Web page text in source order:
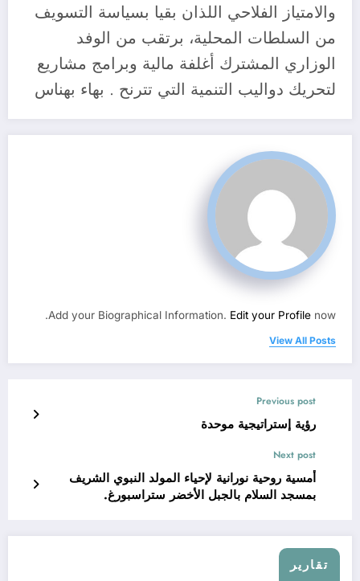
والامتياز الفلاحي اللذان بقيا بسياسة التسويف
من السلطات المحلية، برتقب من الوفد
الوزاري المشترك أغلفة مالية وبرامج مشاريع
لتحريك دواليب التنمية التي تترنح . بهاء بهناس
Add your Biographical Information. Edit your Profile now.
View All Posts
Previous post
رؤية إستراتيجية موحدة
Next post
أمسية روحية نورانية لإحياء المولد النبوي الشريف
بمسجد السلام بالجبل الأخضر ستراسبورغ.
تقارير